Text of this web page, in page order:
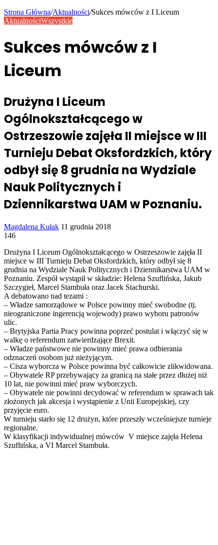
Strona Główna/Aktualności/Sukces mówców z I Liceum
AktualnościWszystkie
Sukces mówców z I
Liceum
Drużyna I Liceum
Ogólnokształcącego w
Ostrzeszowie zajęła II miejsce w III
Turnieju Debat Oksfordzkich, który
odbył się 8 grudnia na Wydziale
Nauk Politycznych i
Dziennikarstwa UAM w Poznaniu.
Magdalena Kułak Send
11 grudnia 2018
146
Drużyna I Liceum Ogólnokształcącego w Ostrzeszowie zajęła II
miejsce w III Turnieju Debat Oksfordzkich, który odbył się 8
grudnia na Wydziale Nauk Politycznych i Dziennikarstwa UAM w
Poznaniu. Zespół wystąpił w składzie: Helena Szuflińska, Jakub
Szczygieł, Marcel Stambuła oraz Jacek Stachurski.
A debatowano nad tezami :
– Władze samorządowe w Polsce powinny mieć swobodne (tj.
nieograniczone ingerencją wojewody) prawo wyboru patronów
ulic.
– Brytyjska Partia Pracy powinna poprzeć postulat i włączyć się w
walkę o referendum zatwierdzające Brexit.
– Władze państwowe nie powinny mieć prawa odbierania
odznaczeń osobom już nieżyjącym.
– Cisza wyborcza w Polsce powinna być całkowicie zlikwidowana.
– Obywatele RP przebywający za granicą na stałe przez dłużej niż
10 lat, nie powinni mieć praw wyborczych.
– Obywatele nie powinni decydować w referendum w sprawach tak
złożonych jak akcesja i wystąpienie z Unii Europejskiej, czy
przyjęcie euro.
W turnieju starło się 12 drużyn, które przeszły wcześniejsze turnieje
regionalne.
W klasyfikacji indywidualnej mówców V miejsce zajęła Helena
Szuflińska, a VI Marcel Stambuła.